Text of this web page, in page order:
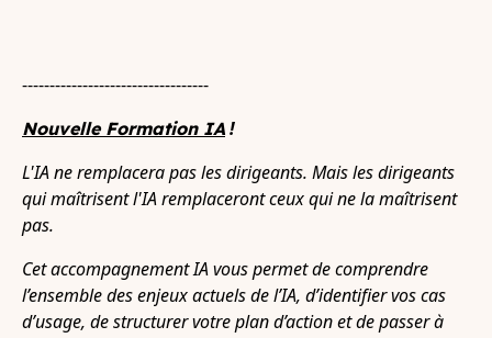
----------------------------------
Nouvelle Formation IA !
L'IA ne remplacera pas les dirigeants. Mais les dirigeants
qui maîtrisent l'IA remplaceront ceux qui ne la maîtrisent
pas.
Cet accompagnement IA vous permet de comprendre
l’ensemble des enjeux actuels de l’IA, d’identifier vos cas
d’usage, de structurer votre plan d’action et de passer à